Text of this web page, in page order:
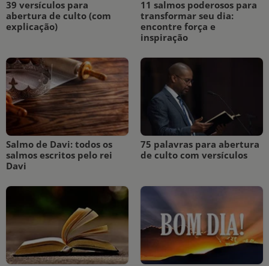
39 versículos para
abertura de culto (com
explicação)
11 salmos poderosos para
transformar seu dia:
encontre força e
inspiração
Salmo de Davi: todos os
salmos escritos pelo rei
Davi
75 palavras para abertura
de culto com versículos